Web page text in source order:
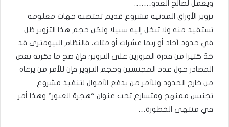
ويعمل لصالح العدو…….
تزوير الأوراق المدنية مشروع قديم تحتضنه جهات معلومة
تستفيد منه ولا تبخل إليه سبيلا ولكن حجم هذا التزوير ظل
في حدود آحاد أو ربما عشرات أو مئات، فالنظام البيومتري قد
حَدَّ كثيرا من قدرة المزورين على التزوير؛ فإن صح ما ذكرته بعض
المصادر حول عدد المجنسين وحجم التزوير فإن للأمر من يرعاه
من خارج الحدود وللأمر من يدفع الأموال لتنفيذ مشروع
تجنيس ممنهج ومتسارع تحت عنوان “هجرة العبور” وهذا أمر
في منتهى الخطورة…